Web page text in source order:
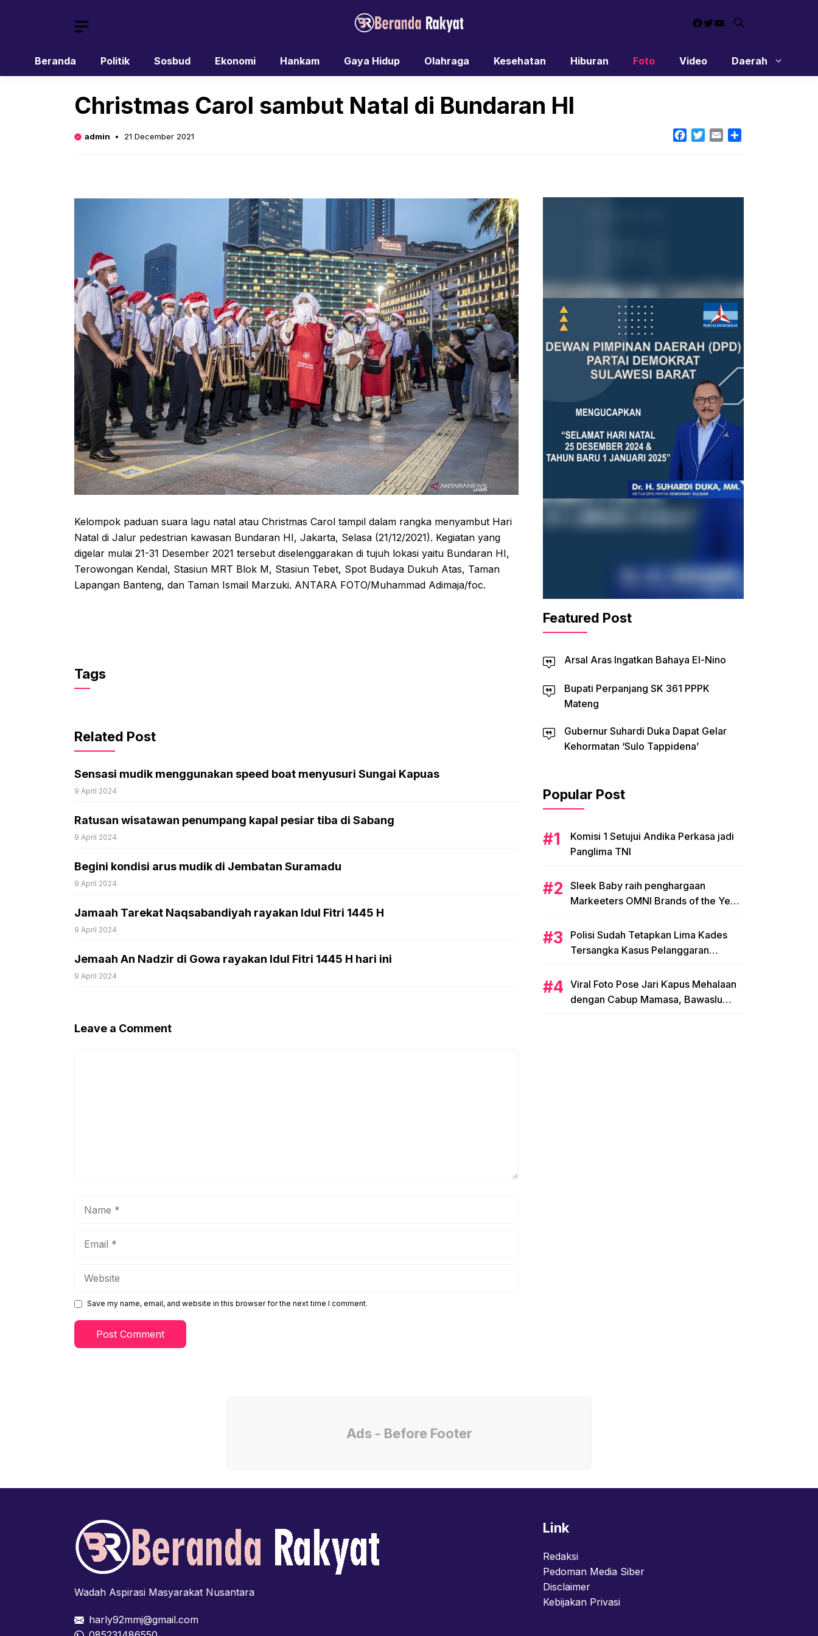
Facebook
Twitter
YouTube
Beranda Politik Sosbud Ekonomi Hankam Gaya Hidup Olahraga Kesehatan Hiburan Foto Video Daerah
Christmas Carol sambut Natal di Bundaran HI
admin 21 December 2021 Facebook
TwitterEmail
Kelompok paduan suara lagu natal atau Christmas Carol tampil dalam rangka menyambut Hari
Natal di Jalur pedestrian kawasan Bundaran HI, Jakarta, Selasa (21/12/2021). Kegiatan yang
digelar mulai 21-31 Desember 2021 tersebut diselenggarakan di tujuh lokasi yaitu Bundaran HI,
Terowongan Kendal, Stasiun MRT Blok M, Stasiun Tebet, Spot Budaya Dukuh Atas, Taman
Lapangan Banteng, dan Taman Ismail Marzuki. ANTARA FOTO/Muhammad Adimaja/foc.
Tags
Related Post
Sensasi mudik menggunakan speed boat menyusuri Sungai Kapuas
9 April 2024
Ratusan wisatawan penumpang kapal pesiar tiba di Sabang
9 April 2024
Begini kondisi arus mudik di Jembatan Suramadu
9 April 2024
Jamaah Tarekat Naqsabandiyah rayakan Idul Fitri 1445 H
9 April 2024
Jemaah An Nadzir di Gowa rayakan Idul Fitri 1445 H hari ini
9 April 2024
Leave a Comment
Save my name, email, and website in this browser for the next time I comment.
Featured Post
Arsal Aras Ingatkan Bahaya El-Nino
Bupati Perpanjang SK 361 PPPK
Mateng
Gubernur Suhardi Duka Dapat Gelar
Kehormatan ‘Sulo Tappidena’
Popular Post
Komisi 1 Setujui Andika Perkasa jadi
Panglima TNI
Sleek Baby raih penghargaan
Markeeters OMNI Brands of the Year
Polisi Sudah Tetapkan Lima Kades
Tersangka Kasus Pelanggaran
Viral Foto Pose Jari Kapus Mehalaan
dengan Cabup Mamasa, Bawaslu
Ads - Before Footer
Wadah Aspirasi Masyarakat Nusantara
harly92mmj@gmail.com
Link
Redaksi
Pedoman Media Siber
Disclaimer
Kebijakan Privasi